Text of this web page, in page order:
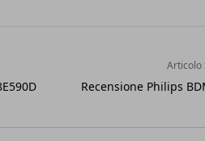
Articolo
Recensione Philips